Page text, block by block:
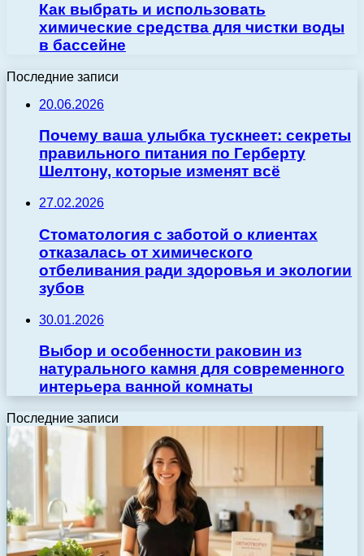
Как выбрать и использовать
химические средства для чистки воды
в бассейне
Последние записи
20.06.2026
Почему ваша улыбка тускнеет: секреты
правильного питания по Герберту
Шелтону, которые изменят всё
27.02.2026
Стоматология с заботой о клиентах
отказалась от химического
отбеливания ради здоровья и экологии
зубов
30.01.2026
Выбор и особенности раковин из
натурального камня для современного
интерьера ванной комнаты
Последние записи